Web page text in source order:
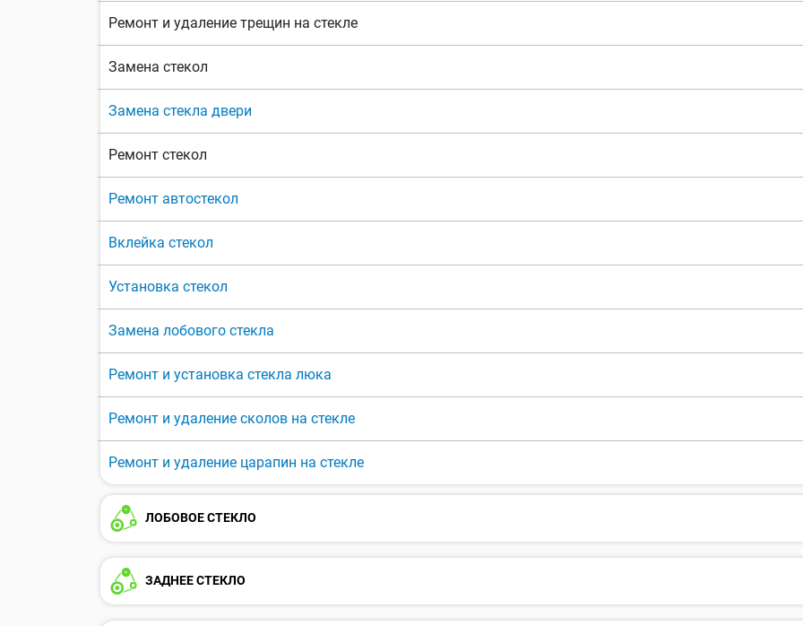
Ремонт и удаление трещин на стекле
Замена стекол
Замена стекла двери
Ремонт стекол
Ремонт автостекол
Вклейка стекол
Установка стекол
Замена лобового стекла
Ремонт и установка стекла люка
Ремонт и удаление сколов на стекле
Ремонт и удаление царапин на стекле
ЛОБОВОЕ СТЕКЛО
ЗАДНЕЕ СТЕКЛО